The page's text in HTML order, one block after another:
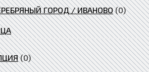
ГОРОД / ИВАНОВО (0)
(0)